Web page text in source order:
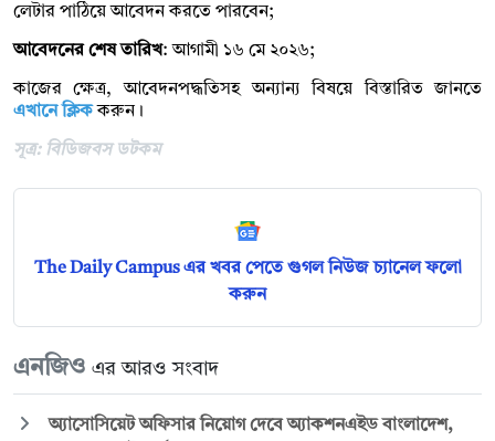
লেটার পাঠিয়ে আবেদন করতে পারবেন;
আবেদনের শেষ তারিখ: আগামী ১৬ মে ২০২৬;
কাজের ক্ষেত্র, আবেদনপদ্ধতিসহ অন্যান্য বিষয়ে বিস্তারিত জানতে
এখানে ক্লিককরুন।
সূত্র: বিডিজবস ডটকম
The Daily Campus এর খবর পেতে গুগল নিউজ চ্যানেল ফলো
করুন
এনজিও এর আরও সংবাদ
অ্যাসোসিয়েট অফিসার নিয়োগ দেবে অ্যাকশনএইড বাংলাদেশ,